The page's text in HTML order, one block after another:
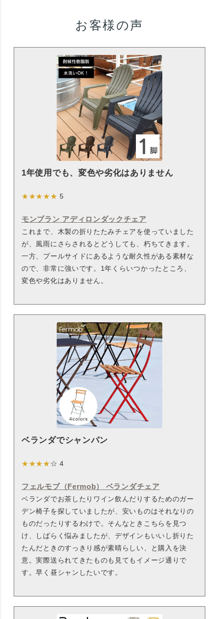
お客様の声
1年使用でも、変色や劣化はありません
★★★★★ 5
モンブラン アディロンダックチェア
これまで、木製の折りたたみチェアを使っていました
が、風雨にさらされるとどうしても、朽ちてきます。
一方、プールサイドにあるような耐久性がある素材な
ので、非常に強いです。1年くらいつかったところ、
変色や劣化はありません。
ベランダでシャンパン
★★★★☆ 4
フェルモブ（Fermob） ベランダチェア
ベランダでお茶したりワイン飲んだりするためのガー
デン椅子を探していましたが、安いものはそれなりの
ものだったりするわけで。そんなときこちらを見つ
け、しばらく悩みましたが、デザインもいいし折りた
たんだときのすっきり感が素晴らしい、と購入を決
意。実際送られてきたものも見てもイメージ通りで
す。早く昼シャンしたいです。